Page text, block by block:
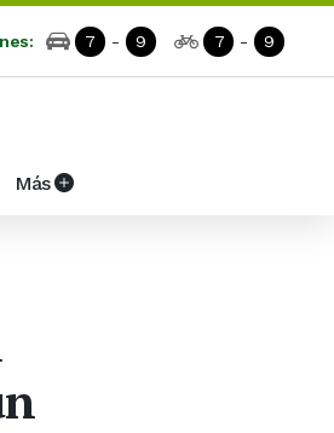
7 - 9 7 - 9
Más